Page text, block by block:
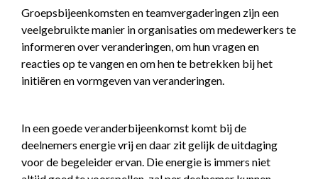
blog
boeken
winkel
contact
Groepsbijeenkomsten en teamvergaderingen zijn een
veelgebruikte manier in organisaties om medewerkers te
informeren over veranderingen, om hun vragen en
reacties op te vangen en om hen te betrekken bij het
initiëren en vormgeven van veranderingen.
In een goede veranderbijeenkomst komt bij de
deelnemers energie vrij en daar zit gelijk de uitdaging
voor de begeleider ervan. Die energie is immers niet